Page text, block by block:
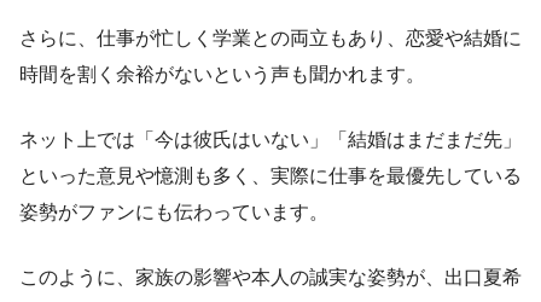
さらに、仕事が忙しく学業との両立もあり、恋愛や結婚に
時間を割く余裕がないという声も聞かれます。
ネット上では「今は彼氏はいない」「結婚はまだまだ先」
といった意見や憶測も多く、実際に仕事を最優先している
姿勢がファンにも伝わっています。
このように、家族の影響や本人の誠実な姿勢が、出口夏希